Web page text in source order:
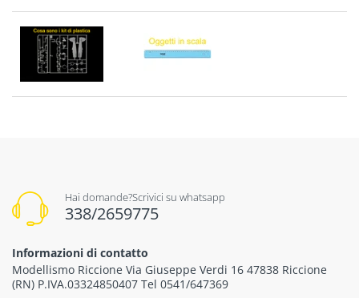
Hai domande?Scrivici su whatsapp
338/2659775
Informazioni di contatto
Modellismo Riccione Via Giuseppe Verdi 16 47838 Riccione
(RN) P.IVA.03324850407 Tel 0541/647369